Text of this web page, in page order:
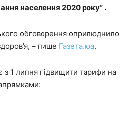
населення 2020 року” .
обговорення оприлюднило
– пише Газета.юа.
з 1 липня підвищити тарифи на